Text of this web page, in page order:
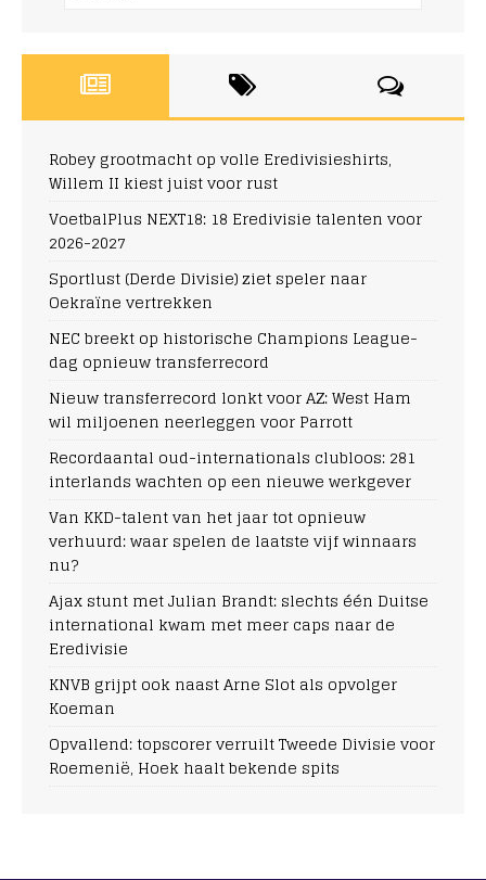
Robey grootmacht op volle Eredivisieshirts,
Willem II kiest juist voor rust
VoetbalPlus NEXT18: 18 Eredivisie talenten voor
2026-2027
Sportlust (Derde Divisie) ziet speler naar
Oekraïne vertrekken
NEC breekt op historische Champions League-
dag opnieuw transferrecord
Nieuw transferrecord lonkt voor AZ: West Ham
wil miljoenen neerleggen voor Parrott
Recordaantal oud-internationals clubloos: 281
interlands wachten op een nieuwe werkgever
Van KKD-talent van het jaar tot opnieuw
verhuurd: waar spelen de laatste vijf winnaars
nu?
Ajax stunt met Julian Brandt: slechts één Duitse
international kwam met meer caps naar de
Eredivisie
KNVB grijpt ook naast Arne Slot als opvolger
Koeman
Opvallend: topscorer verruilt Tweede Divisie voor
Roemenië, Hoek haalt bekende spits